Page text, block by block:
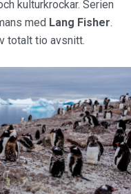
kulturkrockar. Serien
med Lang Fisher.
totalt tio avsnitt.